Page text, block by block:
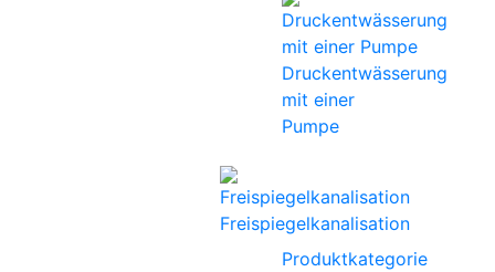
Druckentwässerung
mit einer
Pumpe
Freispiegelkanalisation
Produktkategorie